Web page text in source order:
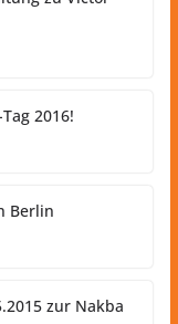
2016!
Berlin
zur Nakba